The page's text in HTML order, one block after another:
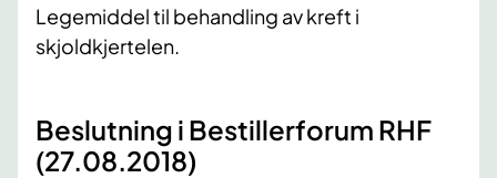
Legemiddel til behandling av kreft i
skjoldkjertelen.
Beslutning i Bestillerforum RHF
(27.08.2018)